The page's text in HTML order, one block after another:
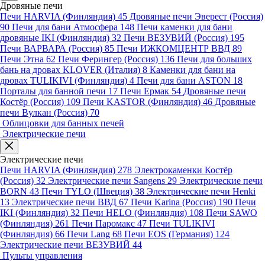
Дровяные печи
Печи HARVIA (Финляндия) 45 Дровяные печи Эверест (Россия)
90 Печи для бани Атмосфера 148 Печи каменки для бани
дровяные IKI (Финляндия) 32 Печи ВЕЗУВИЙ (Россия) 195
Печи ВАРВАРА (Россия) 85 Печи ИЖКОМЦЕНТР ВВД 89
Печи Этна 62 Печи Ферингер (Россия) 136 Печи для больших
бань на дровах KLOVER (Италия) 8 Каменки для бани на
дровах TULIKIVI (Финляндия) 4 Печи для бани ASTON 18
Порталы для банной печи 17 Печи Ермак 54 Дровяные печи
Костёр (Россия) 109 Печи KASTOR (Финляндия) 46 Дровяные
печи Вулкан (Россия) 70
Облицовки для банных печей
Электрические печи
Электрические печи
Печи HARVIA (Финляндия) 278 Электрокаменки Костёр
(Россия) 32 Электрические печи Sangens 29 Электрические печи
BORN 43 Печи TYLO (Швеция) 38 Электрические печи Henki
13 Электрические печи ВВД 67 Печи Karina (Россия) 190 Печи
IKI (Финляндия) 32 Печи HELO (Финляндия) 108 Печи SAWO
(Финляндия) 261 Печи Паромакс 47 Печи TULIKIVI
(Финляндия) 66 Печи Lang 68 Печи EOS (Германия) 124
Электрические печи ВЕЗУВИЙ 44
Пульты управления